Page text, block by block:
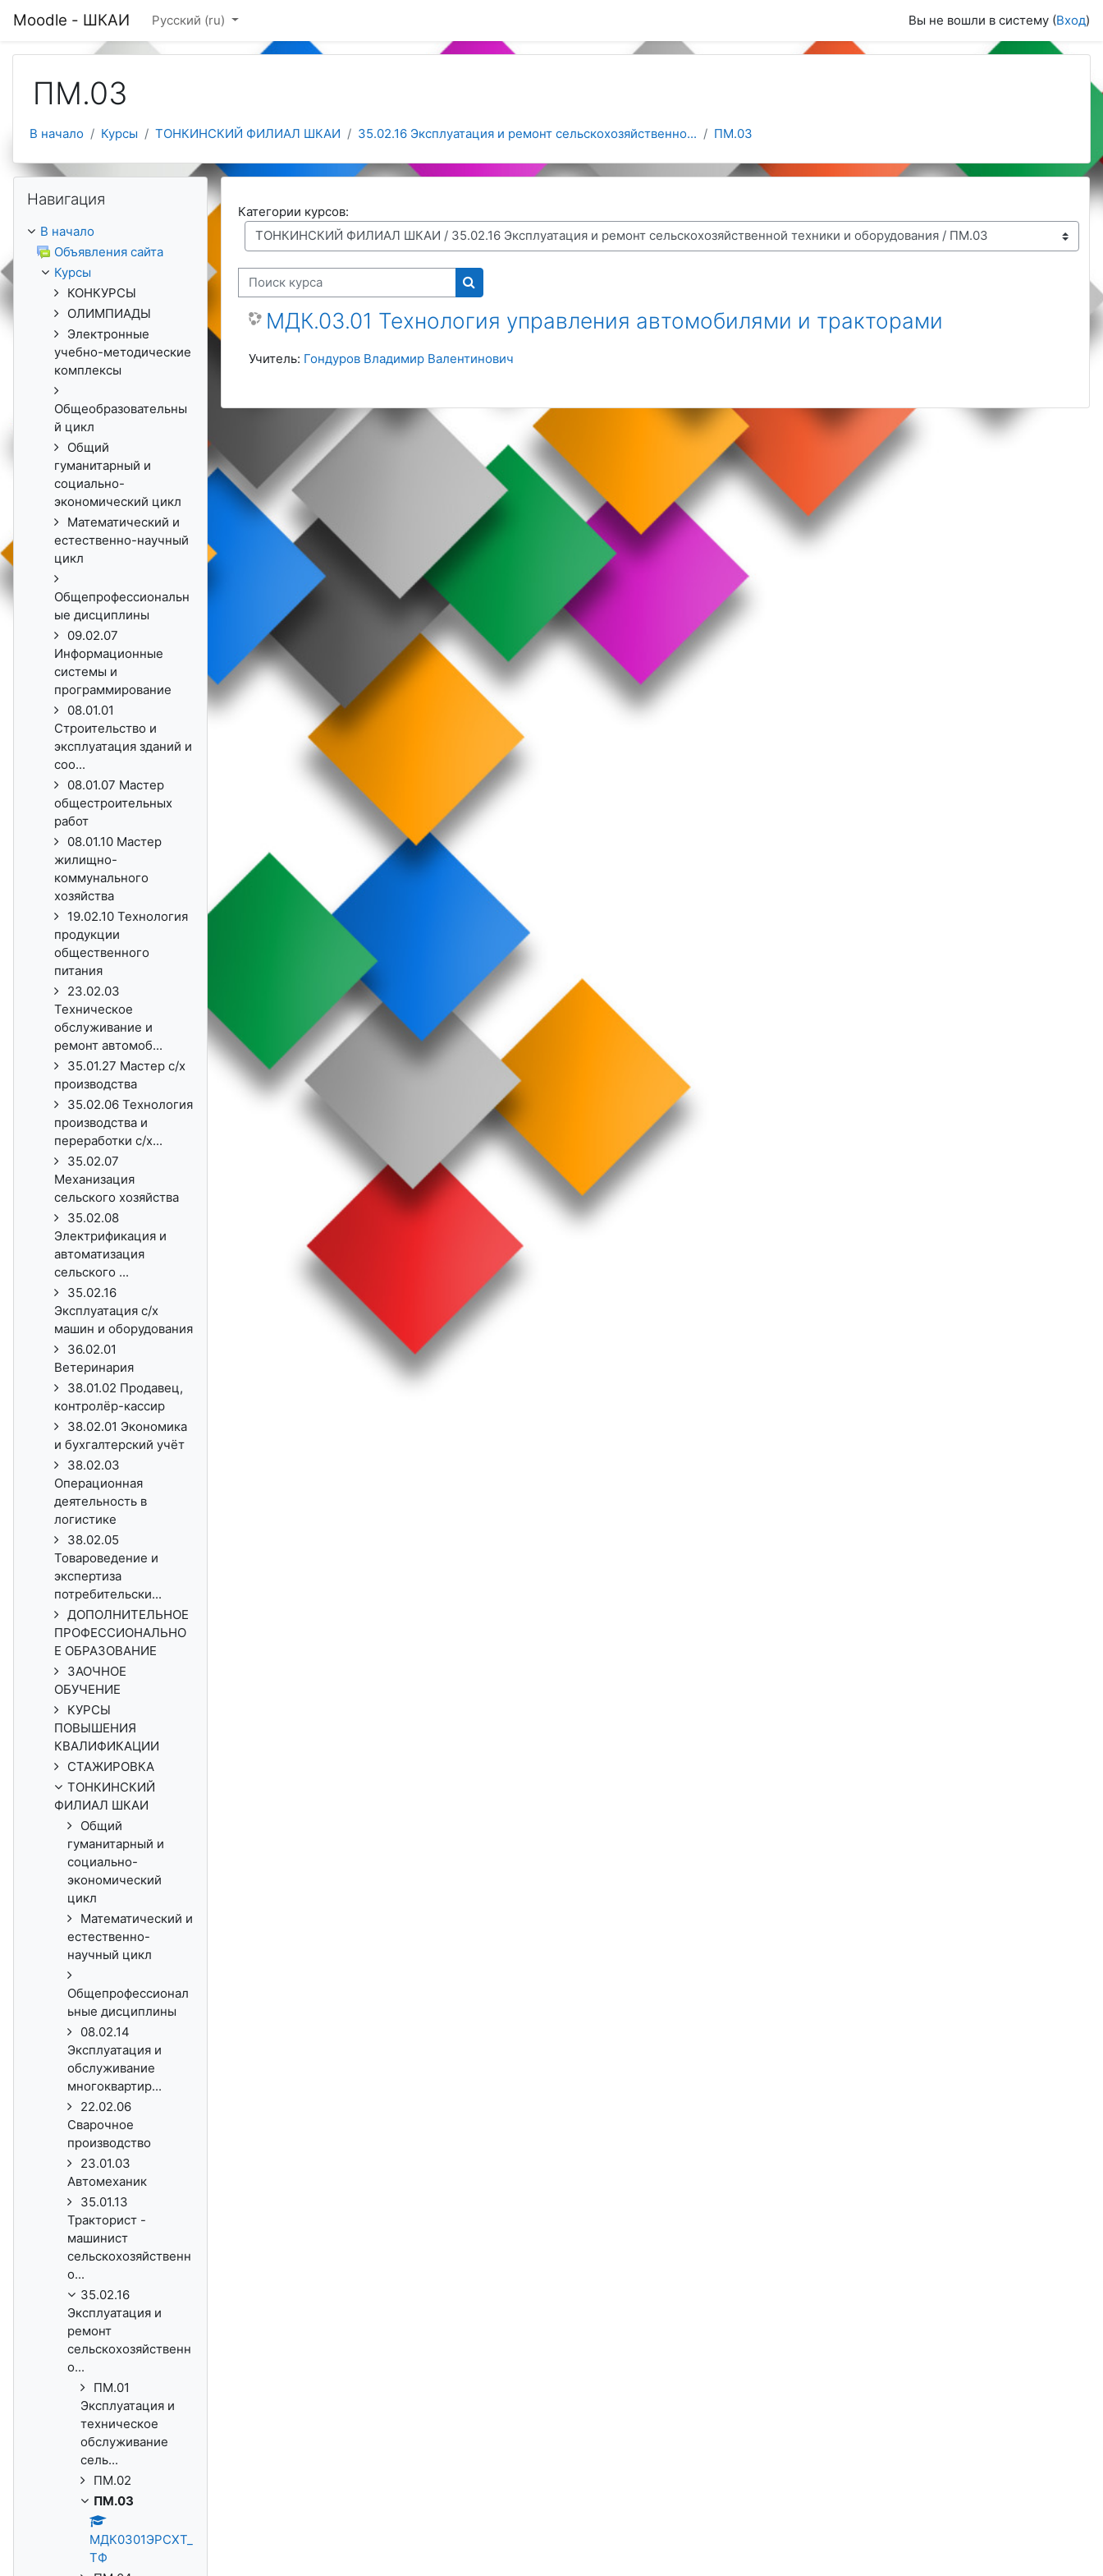
Moodle - ШКАИ Русский ‎(ru)‎ Вы не вошли в систему (Вход)
ПМ.03
В начало Курсы ТОНКИНСКИЙ ФИЛИАЛ ШКАИ 35.02.16 Эксплуатация и ремонт сельскохозяйственно... ПМ.03
Категории курсов:
Поиск курса
Поиск курса
МДК.03.01 Технология управления автомобилями и тракторами
Учитель: Гондуров Владимир Валентинович
Навигация
В начало
Объявления сайта
Курсы
КОНКУРСЫ
ОЛИМПИАДЫ
Электронные
учебно-методические
комплексы
Общеобразовательны
й цикл
Общий
гуманитарный и
социально-
экономический цикл
Математический и
естественно-научный
цикл
Общепрофессиональн
ые дисциплины
09.02.07
Информационные
системы и
программирование
08.01.01
Строительство и
эксплуатация зданий и
соо...
08.01.07 Мастер
общестроительных
работ
08.01.10 Мастер
жилищно-
коммунального
хозяйства
19.02.10 Технология
продукции
общественного
питания
23.02.03
Техническое
обслуживание и
ремонт автомоб...
35.01.27 Мастер с/х
производства
35.02.06 Технология
производства и
переработки с/х...
35.02.07
Механизация
сельского хозяйства
35.02.08
Электрификация и
автоматизация
сельского ...
35.02.16
Эксплуатация с/х
машин и оборудования
36.02.01
Ветеринария
38.01.02 Продавец,
контролёр-кассир
38.02.01 Экономика
и бухгалтерский учёт
38.02.03
Операционная
деятельность в
логистике
38.02.05
Товароведение и
экспертиза
потребительски...
ДОПОЛНИТЕЛЬНОЕ
ПРОФЕССИОНАЛЬНО
Е ОБРАЗОВАНИЕ
ЗАОЧНОЕ
ОБУЧЕНИЕ
КУРСЫ
ПОВЫШЕНИЯ
КВАЛИФИКАЦИИ
СТАЖИРОВКА
ТОНКИНСКИЙ
ФИЛИАЛ ШКАИ
Общий
гуманитарный и
социально-
экономический
цикл
Математический и
естественно-
научный цикл
Общепрофессионал
ьные дисциплины
08.02.14
Эксплуатация и
обслуживание
многоквартир...
22.02.06
Сварочное
производство
23.01.03
Автомеханик
35.01.13
Тракторист -
машинист
сельскохозяйственн
о...
35.02.16
Эксплуатация и
ремонт
сельскохозяйственн
о...
ПМ.01
Эксплуатация и
техническое
обслуживание
сель...
ПМ.02
ПМ.03
МДК0301ЭРСХТ_
ТФ